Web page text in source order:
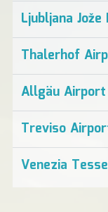
Ljubljana
Thalerhof
Allgäu
Treviso
Venezia